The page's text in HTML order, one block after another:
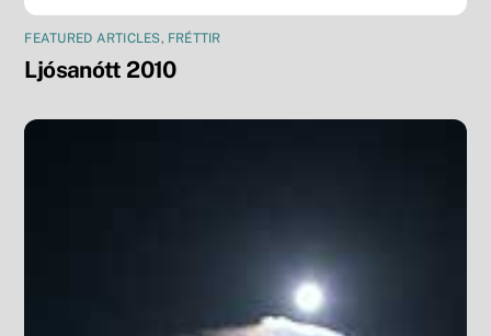
FEATURED ARTICLES, FRÉTTIR
Ljósanótt 2010